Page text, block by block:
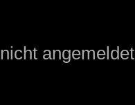
nicht angemeldet